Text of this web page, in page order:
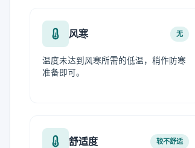
风寒 无
温度未达到风寒所需的低温，稍作防寒
准备即可。
舒适度 较不舒适